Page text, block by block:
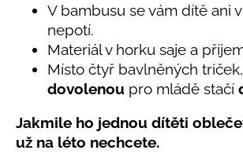
hvězdiček.
V bambusu se vám dítě ani
nepotí.
Materiál v horku saje a
Místo čtyř bavlněných
dovolenou pro mládě stačí
Jakmile ho jednou dítěti
už na léto nechcete.
LETNÍ